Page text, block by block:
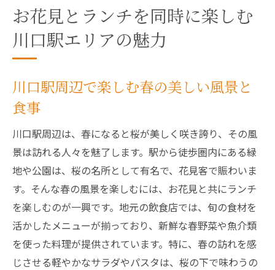
お花見とランチを同時に楽しむ
川口駅エリアの魅力
川口駅周辺で楽しむ春の美しい風景と
食事
川口駅周辺は、春になると桜が美しく咲き誇り、その風
景は訪れる人々を魅了します。駅から徒歩圏内にある緑
地や公園は、桜の名所として有名で、花見客で賑わいま
す。そんな春の風景を楽しむには、お花見と共にランチ
を楽しむのが一興です。地元の飲食店では、旬の食材を
活かしたメニューが揃っており、新鮮な春野菜や魚介類
を使った料理が提供されています。特に、春の訪れを感
じさせる軽やかなサラダやパスタは、桜の下で味わうの